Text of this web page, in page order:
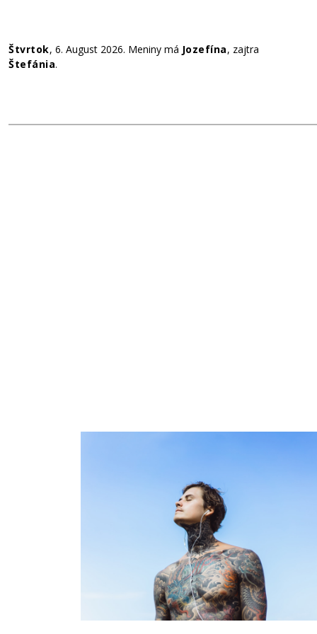
Štvrtok, 6. August 2026. Meniny má Jozefína, zajtra
Štefánia.